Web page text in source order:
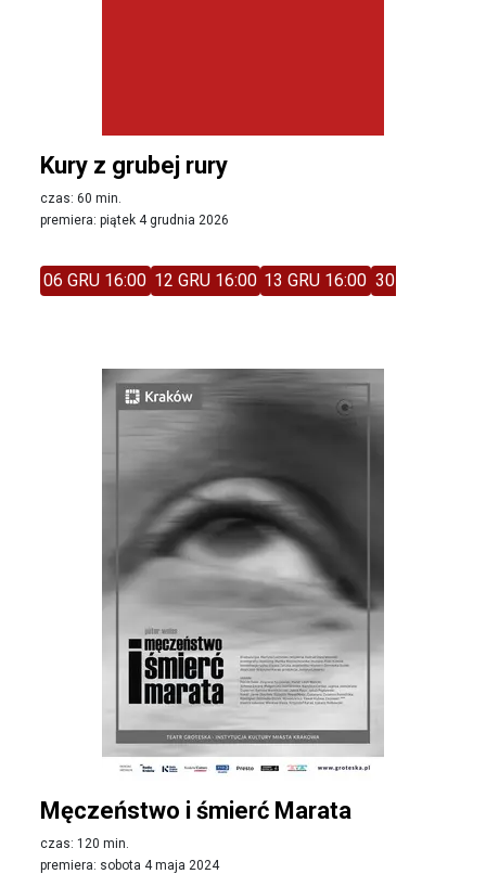
Kury z grubej rury
czas: 60 min.
premiera: piątek 4 grudnia 2026
06 GRU 16:00 12 GRU 16:00 13 GRU 16:00 30 STY 13:30
Męczeństwo i śmierć Marata
czas: 120 min.
premiera: sobota 4 maja 2024